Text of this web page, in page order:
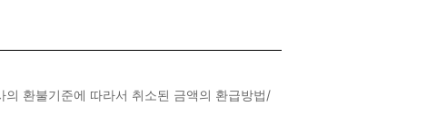
환불기준에 따라서 취소된 금액의 환급방법/